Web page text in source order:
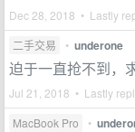
Dec 28, 2018 • Lastly
二手交易 • underone
迫于一直抢不到，
Jul 21, 2018 • Lastly
MacBook Pro •